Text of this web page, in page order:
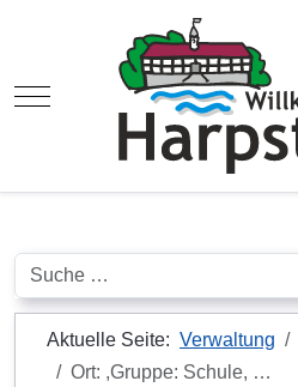
Mobile Menu Toggle
Suchen
Aktuelle Seite: Verwaltung
Ort: ,Gruppe: Schule, …